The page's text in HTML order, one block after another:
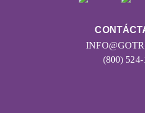
(800) 524-